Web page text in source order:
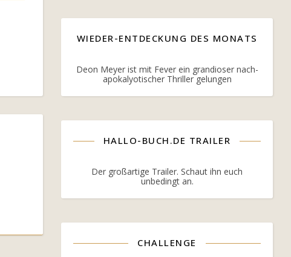
WIEDER-ENTDECKUNG DES MONATS
Deon Meyer ist mit Fever ein grandioser nach-
apokalyotischer Thriller gelungen
HALLO-BUCH.DE TRAILER
Der großartige Trailer. Schaut ihn euch
unbedingt an.
CHALLENGE